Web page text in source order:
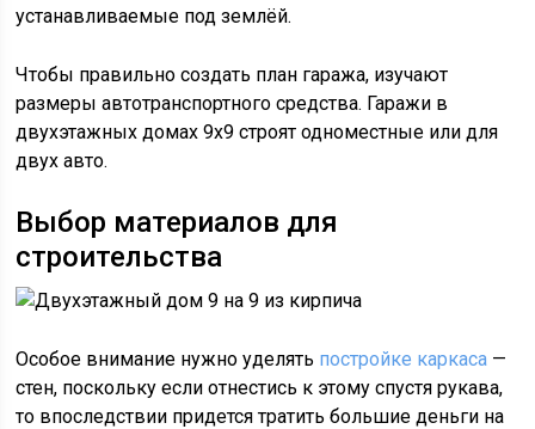
устанавливаемые под землёй.
Чтобы правильно создать план гаража, изучают
размеры автотранспортного средства. Гаражи в
двухэтажных домах 9х9 строят одноместные или для
двух авто.
Выбор материалов для
строительства
Особое внимание нужно уделять постройке каркаса —
стен, поскольку если отнестись к этому спустя рукава,
то впоследствии придется тратить большие деньги на